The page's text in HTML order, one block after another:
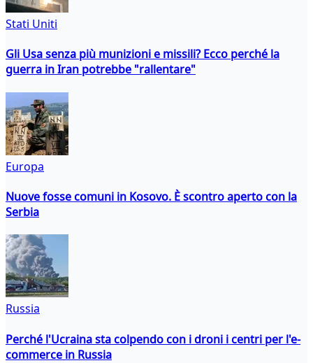
Stati Uniti
Gli Usa senza più munizioni e missili? Ecco perché la
guerra in Iran potrebbe "rallentare"
Europa
Nuove fosse comuni in Kosovo. È scontro aperto con la
Serbia
Russia
Perché l'Ucraina sta colpendo con i droni i centri per l'e-
commerce in Russia